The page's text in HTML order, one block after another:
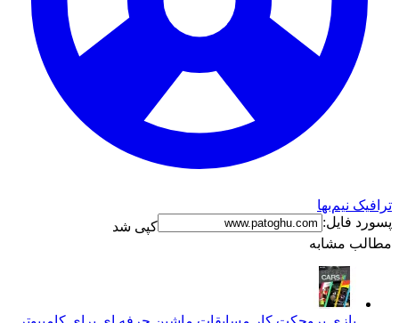
ترافیک نیم‌بها
پسورد فایل:
کپی شد
مطالب مشابه